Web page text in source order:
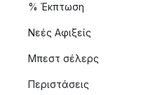
% Έκπτωση
Νεές Αφιξείς
Μπεστ σέλερς
Περιστάσεις